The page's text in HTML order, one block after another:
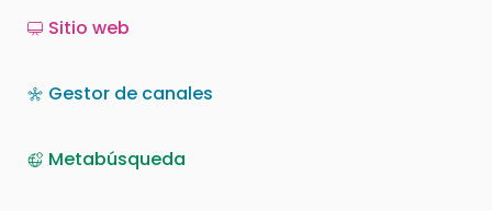
Sitio web
Gestor de canales
Metabúsqueda